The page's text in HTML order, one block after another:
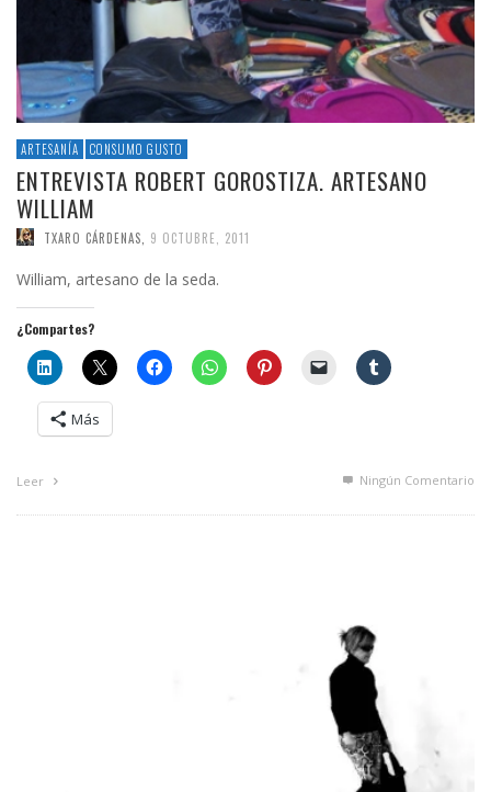
ARTESANÍA CONSUMO GUSTO
ENTREVISTA ROBERT GOROSTIZA. ARTESANO
WILLIAM
TXARO CÁRDENAS 9 OCTUBRE, 2011
William, artesano de la seda.
¿Compartes?
Más
Leer Ningún Comentario